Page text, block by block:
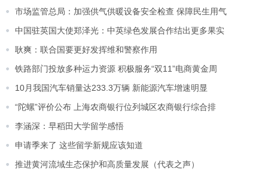
市场监管总局：加强供气供暖设备安全检查 保障民生用气
中国驻英国大使郑泽光：中英绿色发展合作结出更多果实
耿爽：联合国要更好发挥维和警察作用
铁路部门投放多种运力资源 积极服务“双11”电商黄金周
10月我国汽车销量达233.3万辆 新能源汽车增速明显
“陀螺”评价公布 上海农商银行位列城区农商银行综合排
李涵深：早稻田大学留学感悟
申请季来了 这些留学新规应该知道
推进黄河流域生态保护和高质量发展（代表之声）